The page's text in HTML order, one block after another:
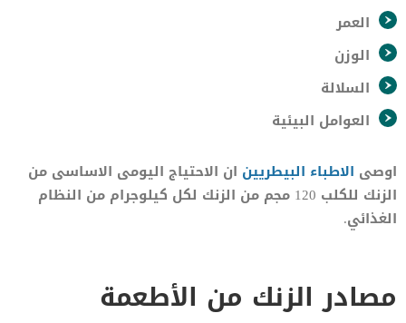
العمر
الوزن
السلالة
العوامل البيئية
اوصى الاطباء البيطريين ان الاحتياج اليومى الاساسى من
الزنك للكلب 120 مجم من الزنك لكل كيلوجرام من النظام
الغذائي.
مصادر الزنك من الأطعمة